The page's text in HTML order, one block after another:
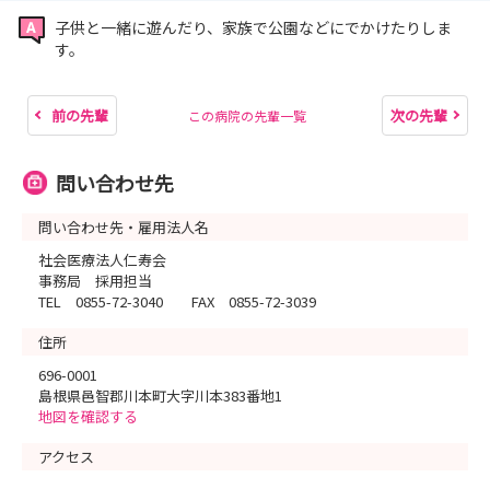
子供と一緒に遊んだり、家族で公園などにでかけたりしま
す。
前の先輩 この病院の先輩一覧 次の先輩
問い合わせ先
問い合わせ先・雇用法人名
社会医療法人仁寿会
事務局 採用担当
TEL 0855-72-3040 FAX 0855-72-3039
住所
696-0001
島根県邑智郡川本町大字川本383番地1
地図を確認する
アクセス